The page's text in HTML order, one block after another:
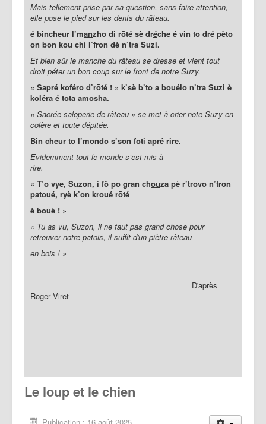
Mais tellement prise par sa question, sans faire attention,
elle pose le pied sur les dents du râteau.
é bincheur l’manzho di rōté sè dréche é vin to dré pèto
on bon kou chi l’fron dè n’tra Suzi.
Et bien sûr le manche du râteau se dresse et vient tout
droit péter un bon coup sur le front de notre Suzy.
« Sapré koféro d’rōté ! » k’sè b’to a bouélo n’tra Suzi è
koléra é tota amosha.
« Sacrée saloperie de râteau » se met à crier note Suzy en
colère et toute dépitée.
Bin cheur to l’mondo s’son foti apré rire.
Evidemment tout le monde s’est mis à
rire.
« T’o vye, Suzon, i fô po gran chouza pè r’trovo n’tron
patoué, ryè k’on kroué rōté
è bouè ! »
« Tu as vu, Suzon, il ne faut pas grand chose pour
retrouver notre patois, il suffit d'un piètre râteau
en bois ! »
D'après
Roger Viret
Le loup et le chien